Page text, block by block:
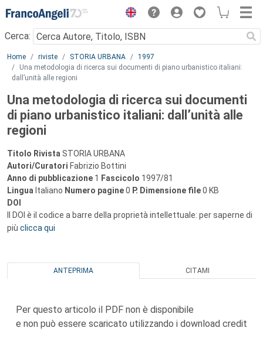
Menu
Cerca:
Main content
Home riviste STORIA URBANA
1997
Una metodologia di ricerca sui documenti di piano urbanistico italiani:
dall’unità alle regioni
Una metodologia di ricerca sui documenti
di piano urbanistico italiani: dall’unità alle
regioni
Titolo Rivista STORIA URBANA
Autori/Curatori Fabrizio Bottini
Anno di pubblicazione 1 Fascicolo 1997/81
Lingua Italiano Numero pagine0 P. Dimensione file0 KB
DOI
Il DOI è il codice a barre della proprietà intellettuale: per saperne di
più clicca qui
ANTEPRIMA CITAMI
Per questo articolo il PDF non è disponibile
e non può essere scaricato utilizzando i download credit